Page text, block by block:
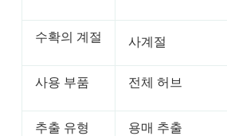
수확의 계절 사계절
사용 부품 전체 허브
추출 유형 용매 추출